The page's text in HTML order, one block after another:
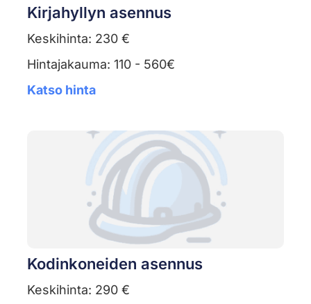
Kirjahyllyn asennus
Keskihinta: 230 €
Hintajakauma: 110 - 560€
Katso hinta
Kodinkoneiden asennus
Keskihinta: 290 €